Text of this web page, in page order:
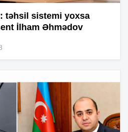
təhsil sistemi yoxsa
İlham Əhmədov